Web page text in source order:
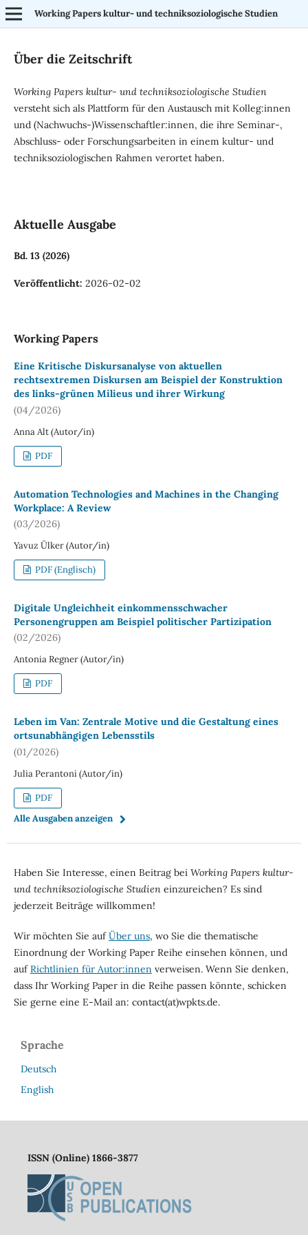
Working Papers kultur- und techniksoziologische Studien
Über die Zeitschrift
Working Papers kultur- und techniksoziologische Studien
versteht sich als Plattform für den Austausch mit Kolleg:innen
und (Nachwuchs-)Wissenschaftler:innen, die ihre Seminar-,
Abschluss- oder Forschungsarbeiten in einem kultur- und
techniksoziologischen Rahmen verortet haben.
Aktuelle Ausgabe
Bd. 13 (2026)
Veröffentlicht: 2026-02-02
Working Papers
Eine Kritische Diskursanalyse von aktuellen
rechtsextremen Diskursen am Beispiel der Konstruktion
des links-grünen Milieus und ihrer Wirkung
(04/2026)
Anna Alt (Autor/in)
PDF
Automation Technologies and Machines in the Changing
Workplace: A Review
(03/2026)
Yavuz Ülker (Autor/in)
PDF (Englisch)
Digitale Ungleichheit einkommensschwacher
Personengruppen am Beispiel politischer Partizipation
(02/2026)
Antonia Regner (Autor/in)
PDF
Leben im Van: Zentrale Motive und die Gestaltung eines
ortsunabhängigen Lebensstils
(01/2026)
Julia Perantoni (Autor/in)
PDF
Alle Ausgaben anzeigen
Haben Sie Interesse, einen Beitrag bei Working Papers kultur-
und techniksoziologische Studieneinzureichen? Es sind
jederzeit Beiträge willkommen!
Wir möchten Sie aufÜber uns, wo Sie die thematische
Einordnung der Working Paper Reihe einsehen können, und
aufRichtlinien für Autor:innen verweisen. Wenn Sie denken,
dass Ihr Working Paper in die Reihe passen könnte, schicken
Sie gerne eine E-Mail an: contact(at)wpkts.de.
Sprache
Deutsch
English
ISSN (Online) 1866-3877